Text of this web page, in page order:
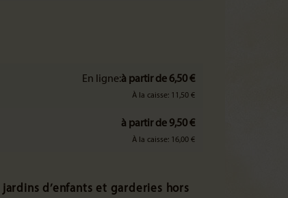
En ligne:à partir de 6,50 €
À la caisse: 11,50 €
à partir de 9,50 €
À la caisse: 16,00 €
d’enfants et garderies hors